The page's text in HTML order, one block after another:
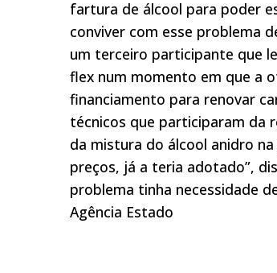
fartura de álcool para poder
conviver com esse problema
um terceiro participante que
flex num momento em que a
financiamento para renovar
técnicos que participaram da
da mistura do álcool anidro
preços, já a teria adotado”,
problema tinha necessidade
Agência Estado